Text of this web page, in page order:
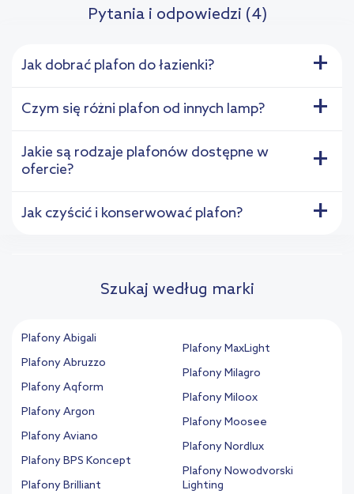
Pytania i odpowiedzi (4)
Jak dobrać plafon do łazienki? +
Czym się różni plafon od innych lamp? +
Jakie są rodzaje plafonów dostępne w
ofercie?
+
Jak czyścić i konserwować plafon? +
Szukaj według marki
Plafony Abigali
Plafony Abruzzo
Plafony Aqform
Plafony Argon
Plafony Aviano
Plafony BPS Koncept
Plafony Brilliant
Plafony MaxLight
Plafony Milagro
Plafony Miloox
Plafony Moosee
Plafony Nordlux
Plafony Nowodvorski
Lighting